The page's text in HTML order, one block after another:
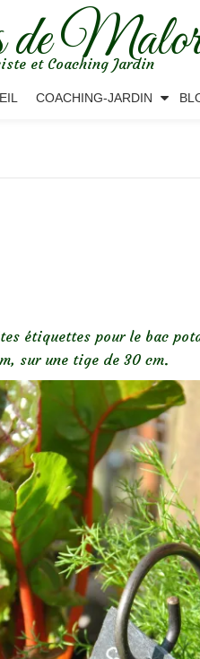
et Coaching Jardin
COACHING-JARDIN
étiquettes pour le bac
sur une tige de 30 cm.